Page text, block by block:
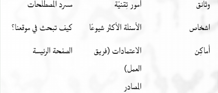
وثائق
اشخاص
أَماكِن
أمور تِقنيّة
الأسئلة الأكثر شيوعًا
الاعتمادات (فريق
العمل)
المصادر
مسرد المصطلحات
كيف تبحث في موقعنا؟
الصفحة الرئيسة